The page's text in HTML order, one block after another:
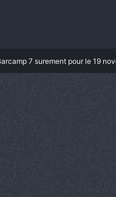
7 surement pour le 19